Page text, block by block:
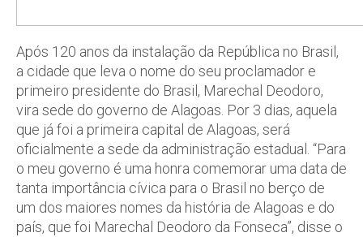
Após 120 anos da instalação da República no Brasil,
a cidade que leva o nome do seu proclamador e
primeiro presidente do Brasil, Marechal Deodoro,
vira sede do governo de Alagoas. Por 3 dias, aquela
que já foi a primeira capital de Alagoas, será
oficialmente a sede da administração estadual. “Para
o meu governo é uma honra comemorar uma data de
tanta importância cívica para o Brasil no berço de
um dos maiores nomes da história de Alagoas e do
país, que foi Marechal Deodoro da Fonseca”, disse o